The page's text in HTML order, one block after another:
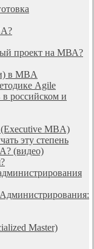
проект на МВА?
в MBA
Agile
в российском и
MBA)
эту степень
(видео)
Master)